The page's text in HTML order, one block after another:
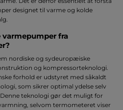
designet til varme og kolde
fra
nordiske og sydeuropæiske
og kompressorteknologi.
forhold er udstyret med såkaldt
som sikrer optimal ydelse selv
teknologi gør det muligt for
selvom termometeret viser